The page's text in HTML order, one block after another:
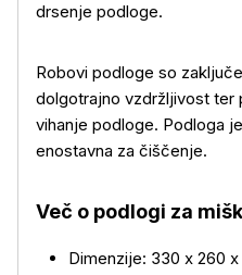
drsenje podloge.
Robovi podloge so
dolgotrajno vzdržljivost ter
vihanje podloge. Podloga
enostavna za čiščenje.
Več o podlogi za
Dimenzije: 330 x 260